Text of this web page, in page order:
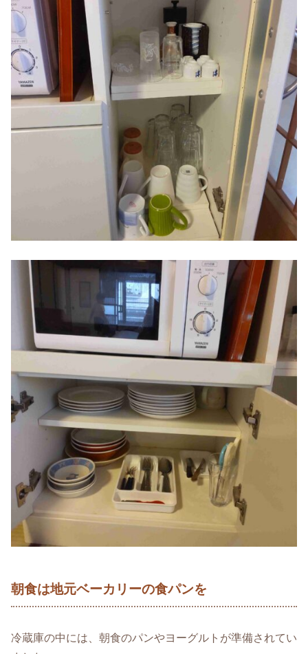
朝食は地元ベーカリーの食パンを
冷蔵庫の中には、朝食のパンやヨーグルトが準備されてい